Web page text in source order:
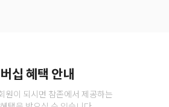
십 혜택 안내
원이 되시면 참존에서 제공하는